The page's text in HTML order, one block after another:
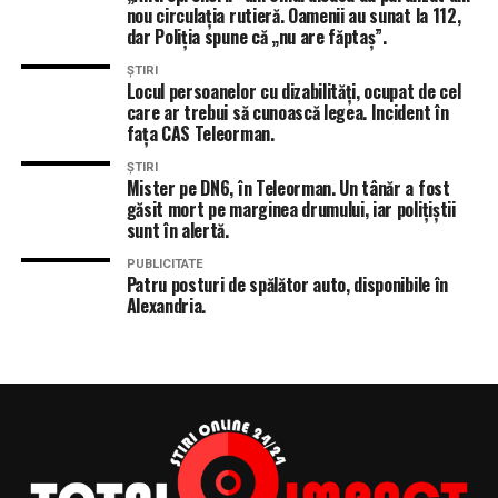
deținută în PSD Teleorman.
După pronunțarea instantei, dacă va fi găsit vinovat,
Tăbăcitu va fi nevoit să răspundă și în fața organelor de
cercetare penală pentru fals în declarații, deoarece
atunci când a obținut funcția publică ocupată ani buni la
Primăria Alexandria, a declarat pe propria răspundere
că nu a fost colaborator al securității.
ÎNTÂMPLĂRI RECERENTE
ADMINISTRATOR PRIMARIA ALEXANDRIA
CNSAS
COLABORATOR SECURITATE
URMĂTORUL ARTICOL
au ajuns la spital/FOTO
Încă un incident pe șoselele din Teleorman! Autoturism
nou circulația rutieră. Oamenii au sunat la 112,
dar Poliția spune că „nu are făptaș”.
ȘTIRI
Locul persoanelor cu dizabilități, ocupat de cel
care ar trebui să cunoască legea. Incident în
fața CAS Teleorman.
ȘTIRI
Mister pe DN6, în Teleorman. Un tânăr a fost
găsit mort pe marginea drumului, iar polițiștii
sunt în alertă.
PUBLICITATE
Patru posturi de spălător auto, disponibile în
Alexandria.